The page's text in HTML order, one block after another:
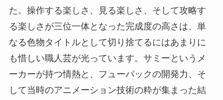
た。操作する楽しさ、見る楽しさ、そして攻略す
る楽しさが三位一体となった完成度の高さは、単
なる色物タイトルとして切り捨てるにはあまりに
も惜しい職人芸が光っています。サミーというメ
ーカーが持つ情熱と、フューパックの開発力、そ
して当時のアニメーション技術の粋が集まった結